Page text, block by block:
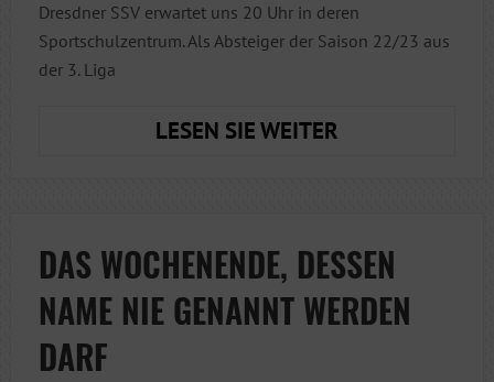
Dresdner SSV erwartet uns 20 Uhr in deren
Sportschulzentrum. Als Absteiger der Saison 22/23 aus
der 3. Liga
LESEN SIE WEITERNEUER
DAS WOCHENENDE, DESSEN
NAME NIE GENANNT WERDEN
DARF